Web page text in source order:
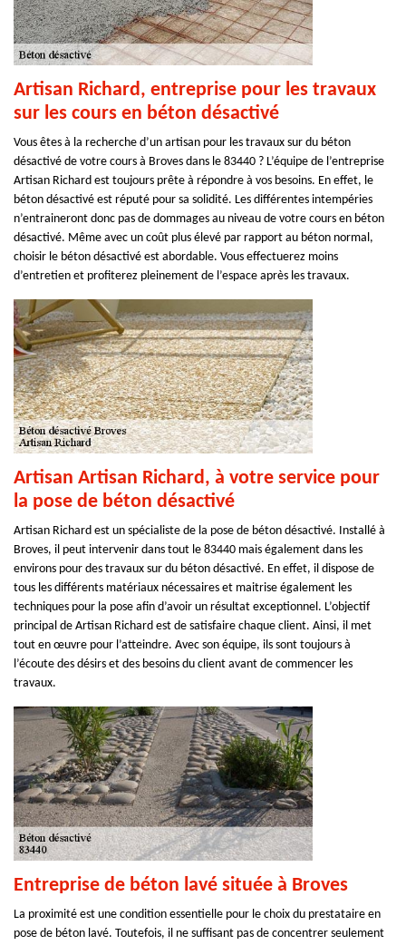
Artisan Richard, entreprise pour les travaux
sur les cours en béton désactivé
Vous êtes à la recherche d’un artisan pour les travaux sur du béton
désactivé de votre cours à Broves dans le 83440 ? L’équipe de l’entreprise
Artisan Richard est toujours prête à répondre à vos besoins. En effet, le
béton désactivé est réputé pour sa solidité. Les différentes intempéries
n’entraineront donc pas de dommages au niveau de votre cours en béton
désactivé. Même avec un coût plus élevé par rapport au béton normal,
choisir le béton désactivé est abordable. Vous effectuerez moins
d’entretien et profiterez pleinement de l’espace après les travaux.
Artisan Artisan Richard, à votre service pour
la pose de béton désactivé
Artisan Richard est un spécialiste de la pose de béton désactivé. Installé à
Broves, il peut intervenir dans tout le 83440 mais également dans les
environs pour des travaux sur du béton désactivé. En effet, il dispose de
tous les différents matériaux nécessaires et maitrise également les
techniques pour la pose afin d’avoir un résultat exceptionnel. L’objectif
principal de Artisan Richard est de satisfaire chaque client. Ainsi, il met
tout en œuvre pour l’atteindre. Avec son équipe, ils sont toujours à
l’écoute des désirs et des besoins du client avant de commencer les
travaux.
Entreprise de béton lavé située à Broves
La proximité est une condition essentielle pour le choix du prestataire en
pose de béton lavé. Toutefois, il ne suffisant pas de concentrer seulement